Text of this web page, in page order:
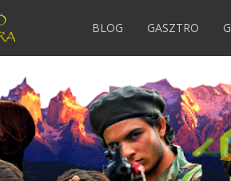
BLOG GASZTRO